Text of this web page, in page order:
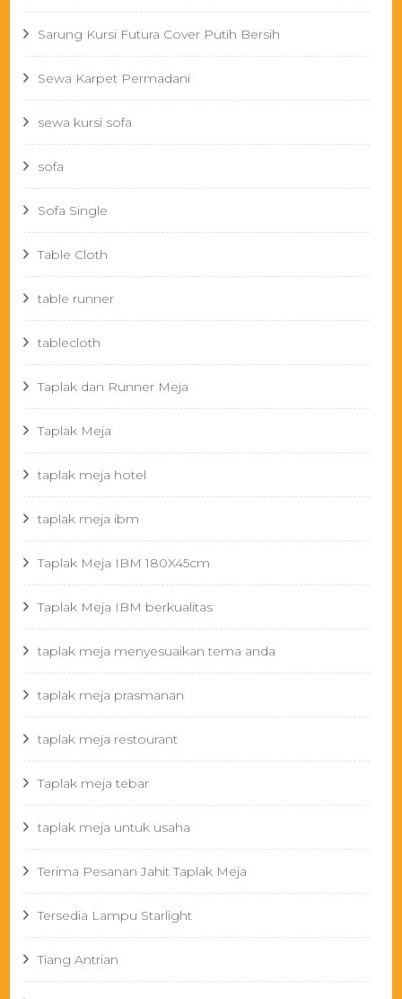
Sarung Kursi Futura Cover Putih Bersih
Sewa Karpet Permadani
sewa kursi sofa
sofa
Sofa Single
Table Cloth
table runner
tablecloth
Taplak dan Runner Meja
Taplak Meja
taplak meja hotel
taplak meja ibm
Taplak Meja IBM 180X45cm
Taplak Meja IBM berkualitas
taplak meja menyesuaikan tema anda
taplak meja prasmanan
taplak meja restourant
Taplak meja tebar
taplak meja untuk usaha
Terima Pesanan Jahit Taplak Meja
Tersedia Lampu Starlight
Tiang Antrian